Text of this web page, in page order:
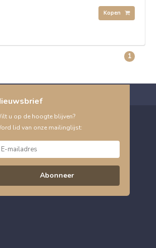
Kopen
1
u op de hoogte blijven?
lid van onze mailinglijst:
Abonneer